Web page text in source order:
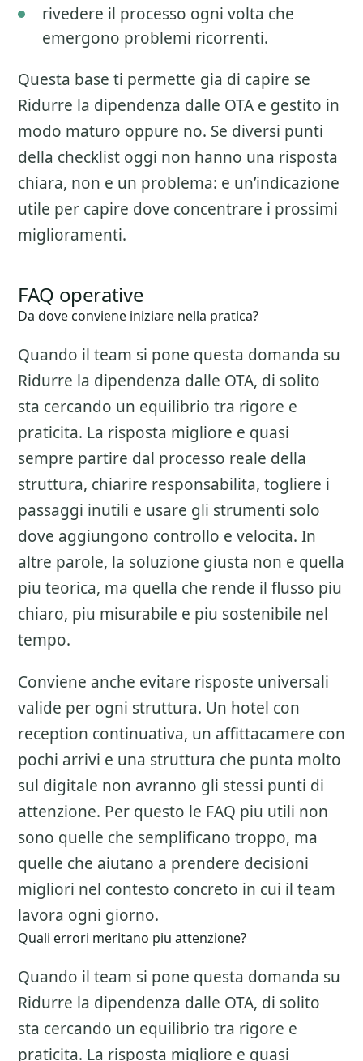
rivedere il processo ogni volta che
emergono problemi ricorrenti.
Questa base ti permette gia di capire se
Ridurre la dipendenza dalle OTA e gestito in
modo maturo oppure no. Se diversi punti
della checklist oggi non hanno una risposta
chiara, non e un problema: e un’indicazione
utile per capire dove concentrare i prossimi
miglioramenti.
FAQ operative
Da dove conviene iniziare nella pratica?
Quando il team si pone questa domanda su
Ridurre la dipendenza dalle OTA, di solito
sta cercando un equilibrio tra rigore e
praticita. La risposta migliore e quasi
sempre partire dal processo reale della
struttura, chiarire responsabilita, togliere i
passaggi inutili e usare gli strumenti solo
dove aggiungono controllo e velocita. In
altre parole, la soluzione giusta non e quella
piu teorica, ma quella che rende il flusso piu
chiaro, piu misurabile e piu sostenibile nel
tempo.
Conviene anche evitare risposte universali
valide per ogni struttura. Un hotel con
reception continuativa, un affittacamere con
pochi arrivi e una struttura che punta molto
sul digitale non avranno gli stessi punti di
attenzione. Per questo le FAQ piu utili non
sono quelle che semplificano troppo, ma
quelle che aiutano a prendere decisioni
migliori nel contesto concreto in cui il team
lavora ogni giorno.
Quali errori meritano piu attenzione?
Quando il team si pone questa domanda su
Ridurre la dipendenza dalle OTA, di solito
sta cercando un equilibrio tra rigore e
praticita. La risposta migliore e quasi